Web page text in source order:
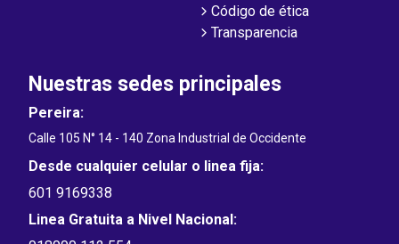
Código de ética
Transparencia
Nuestras sedes principales
Pereira:
Calle 105 N° 14 - 140 Zona Industrial de Occidente
Desde cualquier celular o linea fija:
601 9169338
Linea Gratuita a Nivel Nacional: